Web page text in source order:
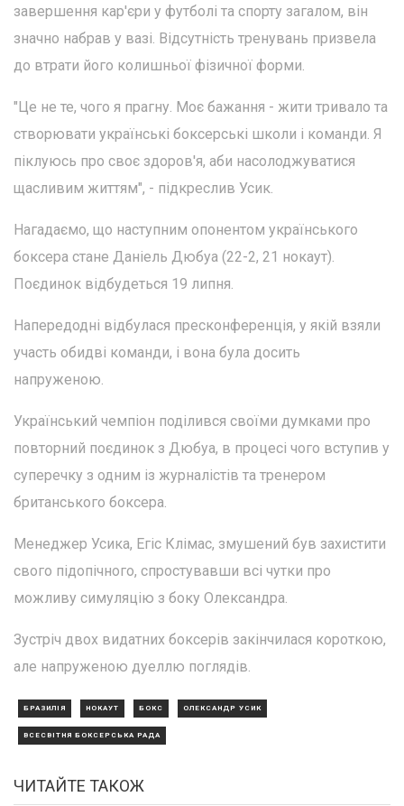
завершення кар'єри у футболі та спорту загалом, він
значно набрав у вазі. Відсутність тренувань призвела
до втрати його колишньої фізичної форми.
"Це не те, чого я прагну. Моє бажання - жити тривало та
створювати українські боксерські школи і команди. Я
піклуюсь про своє здоров'я, аби насолоджуватися
щасливим життям", - підкреслив Усик.
Нагадаємо, що наступним опонентом українського
боксера стане Даніель Дюбуа (22-2, 21 нокаут).
Поєдинок відбудеться 19 липня.
Напередодні відбулася пресконференція, у якій взяли
участь обидві команди, і вона була досить
напруженою.
Український чемпіон поділився своїми думками про
повторний поєдинок з Дюбуа, в процесі чого вступив у
суперечку з одним із журналістів та тренером
британського боксера.
Менеджер Усика, Егіс Клімас, змушений був захистити
свого підопічного, спростувавши всі чутки про
можливу симуляцію з боку Олександра.
Зустріч двох видатних боксерів закінчилася короткою,
але напруженою дуеллю поглядів.
БРАЗИЛІЯ НОКАУТ БОКС ОЛЕКСАНДР УСИК
ВСЕСВІТНЯ БОКСЕРСЬКА РАДА
ЧИТАЙТЕ ТАКОЖ